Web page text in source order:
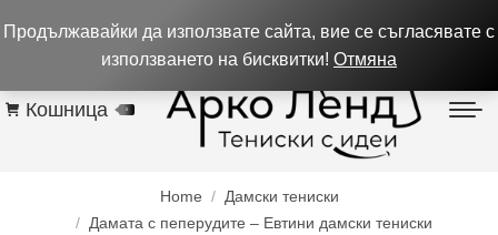
Контакти
Кошница
Home
Дамски тениски
Дамата с пеперудите – Евтини дамски тениски
Продължавайки да използвате сайта, вие се съгласявате с
използването на бисквитки! Отмяна